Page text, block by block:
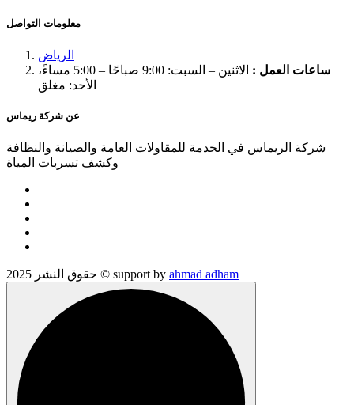
معلومات التواصل
الرياض
ساعات العمل :
الاثنين – السبت: 9:00 صباحًا – 5:00 مساءً،
الأحد: مغلق
عن شركة ريماس
شركة الريماس في الخدمة للمقاولات العامة والصيانة والنظافة
وكشف تسربات المياة
حقوق النشر 2025 © support by ahmad adham